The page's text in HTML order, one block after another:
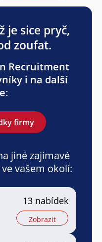
je sice pryč,
zoufat.
Recruitment
i na další
firmy
jiné zajímavé
vašem okolí:
13 nabídek
Zobrazit